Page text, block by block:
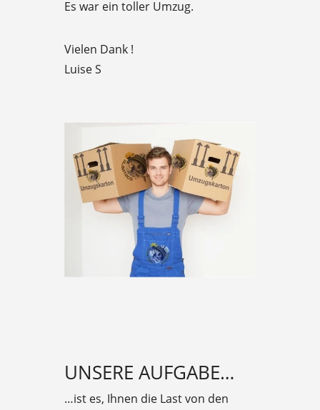
5
Es war ein toller Umzug.
Vielen Dank !
Luise S
UNSERE AUFGABE…
…ist es, Ihnen die Last von den